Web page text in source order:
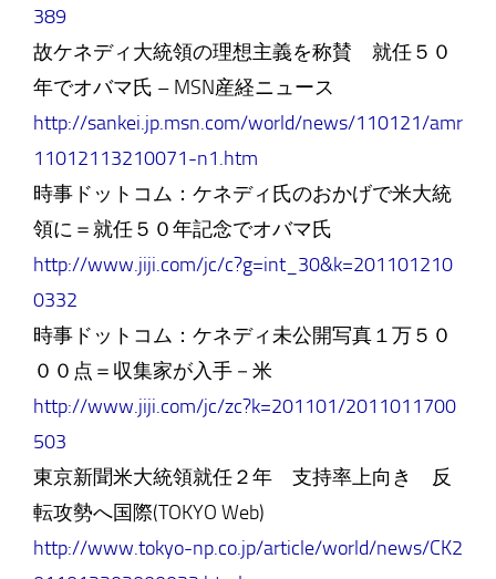
389
故ケネディ大統領の理想主義を称賛 就任５０
年でオバマ氏 – MSN産経ニュース
http://sankei.jp.msn.com/world/news/110121/amr
11012113210071-n1.htm
時事ドットコム：ケネディ氏のおかげで米大統
領に＝就任５０年記念でオバマ氏
http://www.jiji.com/jc/c?g=int_30&k=201101210
0332
時事ドットコム：ケネディ未公開写真１万５０
００点＝収集家が入手－米
http://www.jiji.com/jc/zc?k=201101/2011011700
503
東京新聞米大統領就任２年 支持率上向き 反
転攻勢へ国際(TOKYO Web)
http://www.tokyo-np.co.jp/article/world/news/CK2